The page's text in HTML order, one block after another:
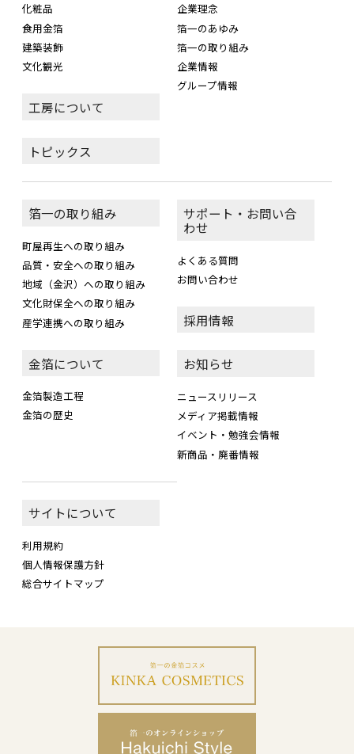
化粧品
食用金箔
建築装飾
文化観光
工房について
トピックス
企業理念
箔一のあゆみ
箔一の取り組み
企業情報
グループ情報
箔一の取り組み
町屋再生への取り組み
品質・安全への取り組み
地域（金沢）への取り組み
文化財保全への取り組み
産学連携への取り組み
金箔について
金箔製造工程
金箔の歴史
サポート・お問い合
わせ
よくある質問
お問い合わせ
採用情報
お知らせ
ニュースリリース
メディア掲載情報
イベント・勉強会情報
新商品・廃番情報
サイトについて
利用規約
個人情報保護方針
総合サイトマップ